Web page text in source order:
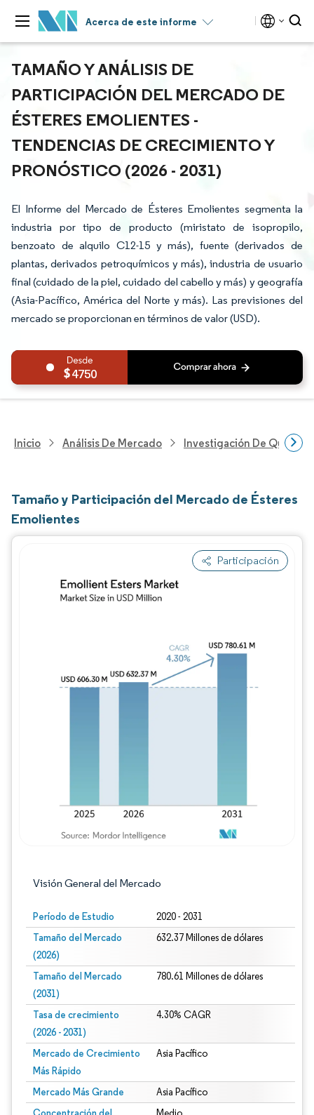
Acerca de este informe
TAMAÑO Y ANÁLISIS DE
PARTICIPACIÓN DEL MERCADO DE
ÉSTERES EMOLIENTES -
TENDENCIAS DE CRECIMIENTO Y
PRONÓSTICO (2026 - 2031)
El Informe del Mercado de Ésteres Emolientes segmenta la
industria por tipo de producto (miristato de isopropilo,
benzoato de alquilo C12-15 y más), fuente (derivados de
plantas, derivados petroquímicos y más), industria de usuario
final (cuidado de la piel, cuidado del cabello y más) y geografía
(Asia-Pacífico, América del Norte y más). Las previsiones del
mercado se proporcionan en términos de valor (USD).
4750
Inicio Análisis De Mercado Investigación De
Tamaño y Participación del Mercado de Ésteres
Emolientes
Participación
Visión General del Mercado
Período de Estudio 2020 - 2031
Tamaño del Mercado
(2026)
632.37 Millones de dólares
Tamaño del Mercado
(2031)
780.61 Millones de dólares
Tasa de crecimiento
(2026 - 2031)
4.30% CAGR
Mercado de Crecimiento
Más Rápido
Asia Pacífico
Mercado Más Grande Asia Pacífico